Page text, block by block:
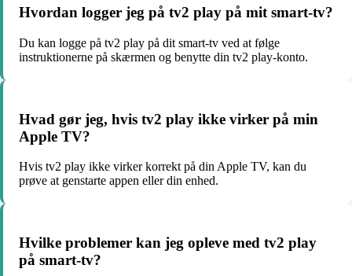
Hvordan logger jeg på tv2 play på mit smart-tv?
Du kan logge på tv2 play på dit smart-tv ved at følge
instruktionerne på skærmen og benytte din tv2 play-konto.
Hvad gør jeg, hvis tv2 play ikke virker på min
Apple TV?
Hvis tv2 play ikke virker korrekt på din Apple TV, kan du
prøve at genstarte appen eller din enhed.
Hvilke problemer kan jeg opleve med tv2 play
på smart-tv?